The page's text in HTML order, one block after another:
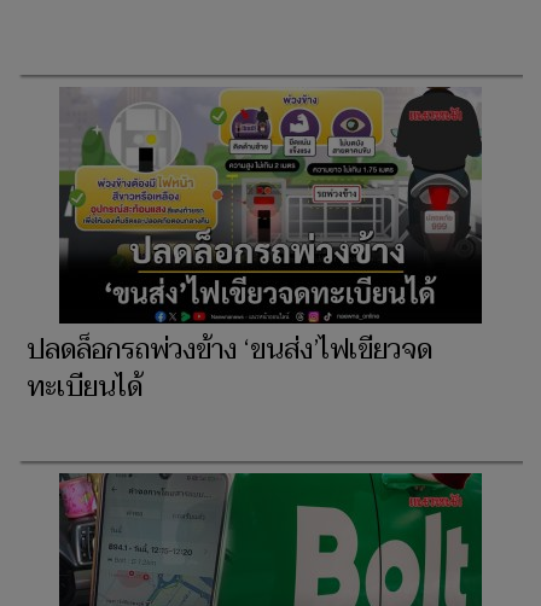
ปลดล็อกรถพ่วงข้าง ‘ขนส่ง’ไฟเขียวจด
ทะเบียนได้